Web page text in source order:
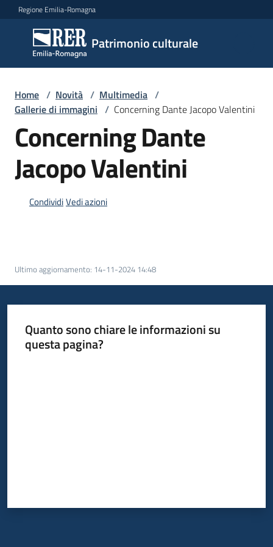
Vai al contenuto
Vai alla navigazione
Vai al footer
Regione Emilia-Romagna
Patrimonio culturale
Patrimonio
culturale
Argomenti
Novità
Servizi
Bandi
Piani
Progetti
su
Home / Novità / Multimedia /
Gallerie di immagini / Concerning Dante Jacopo Valentini
Concerning Dante
Jacopo Valentini
CondividiVedi azioni
Ultimo aggiornamento: 14-11-2024 14:48
Quanto sono chiare le informazioni su
questa pagina?